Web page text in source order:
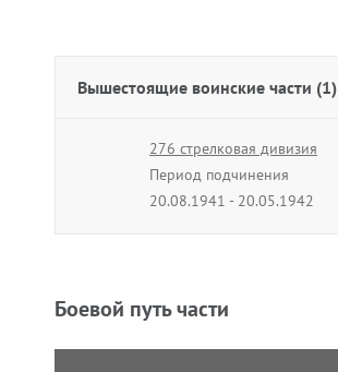
Вышестоящие воинские части (1)
276 стрелковая дивизия
Период подчинения
20.08.1941 - 20.05.1942
Боевой путь части